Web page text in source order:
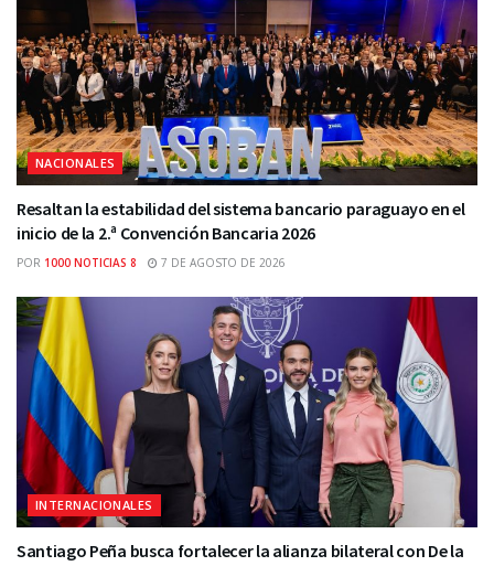
NACIONALES
Resaltan la estabilidad del sistema bancario paraguayo en el
inicio de la 2.ª Convención Bancaria 2026
POR 1000 NOTICIAS 8 7 DE AGOSTO DE 2026
INTERNACIONALES
Santiago Peña busca fortalecer la alianza bilateral con De la